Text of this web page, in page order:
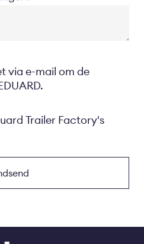
via e-mail om de
Trailer Factory's